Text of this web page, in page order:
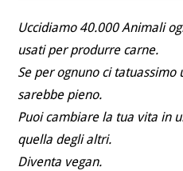
Uccidiamo 40.000 Animali
usati per produrre carne.
Se per ognuno ci tatuassimo
sarebbe pieno.
Puoi cambiare la tua vita in
quella degli altri.
Diventa vegan.